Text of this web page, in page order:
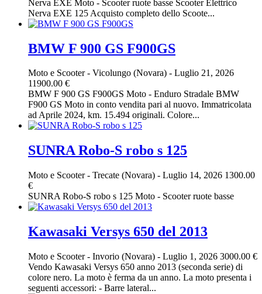
Nerva EXE Moto - Scooter ruote basse Scooter Elettrico
Nerva EXE 125 Acquisto completo dello Scoote...
BMW F 900 GS F900GS
Moto e Scooter- Vicolungo (Novara) - Luglio 21, 2026
11900.00 €
BMW F 900 GS F900GS Moto - Enduro Stradale BMW
F900 GS Moto in conto vendita pari al nuovo. Immatricolata
ad Aprile 2024, km. 15.494 originali. Colore...
SUNRA Robo-S robo s 125
Moto e Scooter- Trecate (Novara) - Luglio 14, 2026 1300.00
€
SUNRA Robo-S robo s 125 Moto - Scooter ruote basse
Kawasaki Versys 650 del 2013
Moto e Scooter- Invorio (Novara) - Luglio 1, 2026 3000.00 €
Vendo Kawasaki Versys 650 anno 2013 (seconda serie) di
colore nero. La moto è ferma da un anno. La moto presenta i
seguenti accessori: - Barre lateral...